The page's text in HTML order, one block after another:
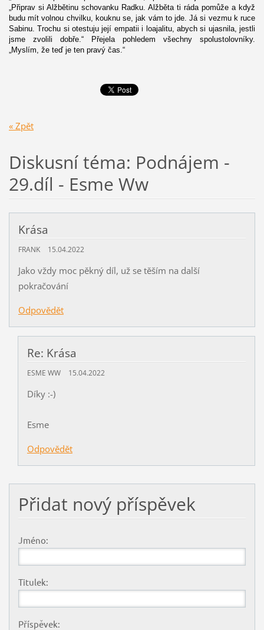
„Připrav si Alžbětinu schovanku Radku. Alžběta ti ráda pomůže a když
budu mít volnou chvilku, kouknu se, jak vám to jde. Já si vezmu k ruce
Sabinu. Trochu si otestuju její empatii i loajalitu, abych si ujasnila, jestli
jsme zvolili dobře.“ Přejela pohledem všechny spolustolovníky.
„Myslím, že teď je ten pravý čas.“
« Zpět
Diskusní téma: Podnájem -
29.díl - Esme Ww
Krása
FRANK 15.04.2022
Jako vždy moc pěkný díl, už se těším na další
pokračování
Odpovědět
Re: Krása
ESME WW 15.04.2022
Díky :-)
Esme
Odpovědět
Přidat nový příspěvek
Jméno:
Titulek:
Příspěvek: